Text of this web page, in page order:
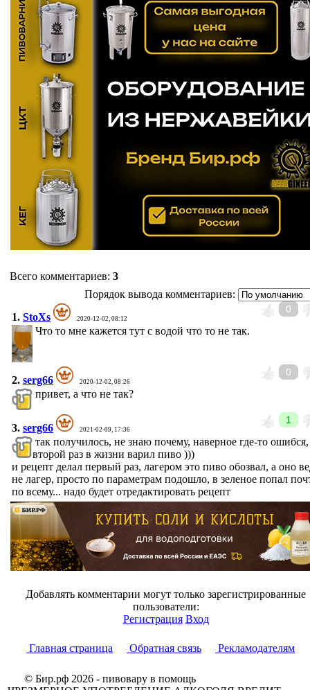
Всего комментариев: 3
Порядок вывода комментариев:
0
1. StoXs 2020-12-02, 08:12
Что то мне кажется тут с водой что то не так.
0
2. serg66 2020-12-02, 08:26
привет, а что не так?
1
3. serg66 2021-02-09, 17:36
так получилось, не знаю почему, наверное где-то ошибся,
второй раз в жизни варил пиво )))
и рецепт делал первый раз, лагером это пиво обозвал, а оно
не лагер, просто по параметрам подошло, в зеленое попал
по всему... надо будет отредактировать рецепт
Добавлять комментарии могут только зарегистрированные
пользователи:
Регистрация Вход
Главная страница Обратная связь Рекламодателям
© Бир.рф 2026 - пивовару в помощь